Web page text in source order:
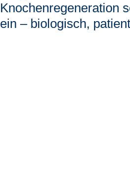
Knochenregeneration
ein – biologisch,